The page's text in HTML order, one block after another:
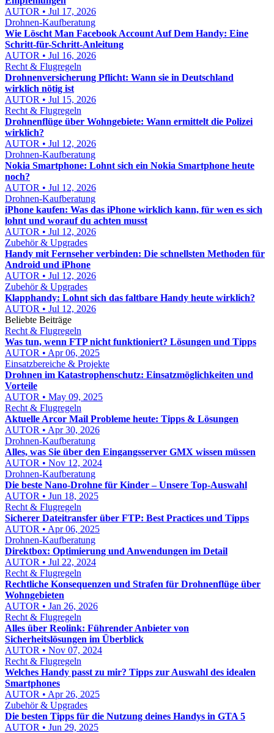
AUTOR • Jul 17, 2026
Drohnen-Kaufberatung
Wie Löscht Man Facebook Account Auf Dem Handy: Eine
Schritt-für-Schritt-Anleitung
AUTOR • Jul 16, 2026
Recht & Flugregeln
Drohnenversicherung Pflicht: Wann sie in Deutschland
wirklich nötig ist
AUTOR • Jul 15, 2026
Recht & Flugregeln
Drohnenflüge über Wohngebiete: Wann ermittelt die Polizei
wirklich?
AUTOR • Jul 12, 2026
Drohnen-Kaufberatung
Nokia Smartphone: Lohnt sich ein Nokia Smartphone heute
noch?
AUTOR • Jul 12, 2026
Drohnen-Kaufberatung
iPhone kaufen: Was das iPhone wirklich kann, für wen es sich
lohnt und worauf du achten musst
AUTOR • Jul 12, 2026
Zubehör & Upgrades
Handy mit Fernseher verbinden: Die schnellsten Methoden für
Android und iPhone
AUTOR • Jul 12, 2026
Zubehör & Upgrades
Klapphandy: Lohnt sich das faltbare Handy heute wirklich?
AUTOR • Jul 12, 2026
Beliebte Beiträge
Recht & Flugregeln
Was tun, wenn FTP nicht funktioniert? Lösungen und Tipps
AUTOR • Apr 06, 2025
Einsatzbereiche & Projekte
Drohnen im Katastrophenschutz: Einsatzmöglichkeiten und
Vorteile
AUTOR • May 09, 2025
Recht & Flugregeln
Aktuelle Arcor Mail Probleme heute: Tipps & Lösungen
AUTOR • Apr 30, 2026
Drohnen-Kaufberatung
Alles, was Sie über den Eingangsserver GMX wissen müssen
AUTOR • Nov 12, 2024
Drohnen-Kaufberatung
Die beste Nano-Drohne für Kinder – Unsere Top-Auswahl
AUTOR • Jun 18, 2025
Recht & Flugregeln
Sicherer Dateitransfer über FTP: Best Practices und Tipps
AUTOR • Apr 06, 2025
Drohnen-Kaufberatung
Direktbox: Optimierung und Anwendungen im Detail
AUTOR • Jul 22, 2024
Recht & Flugregeln
Rechtliche Konsequenzen und Strafen für Drohnenflüge über
Wohngebieten
AUTOR • Jan 26, 2026
Recht & Flugregeln
Alles über Reolink: Führender Anbieter von
Sicherheitslösungen im Überblick
AUTOR • Nov 07, 2024
Recht & Flugregeln
Welches Handy passt zu mir? Tipps zur Auswahl des idealen
Smartphones
AUTOR • Apr 26, 2025
Zubehör & Upgrades
Die besten Tipps für die Nutzung deines Handys in GTA 5
AUTOR • Jun 29, 2025